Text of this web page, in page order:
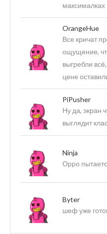
максималках
OrangeHue
Все кричат
ощущение,
выгребли
цене
PiPusher
Ну да, экран
выглядит
Ninja
Оppo
Byter
шеф уже